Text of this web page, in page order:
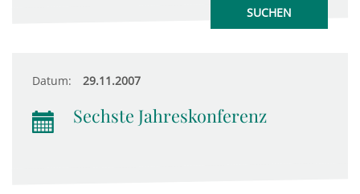
Datum: 29.11.2007
Sechste Jahreskonferenz